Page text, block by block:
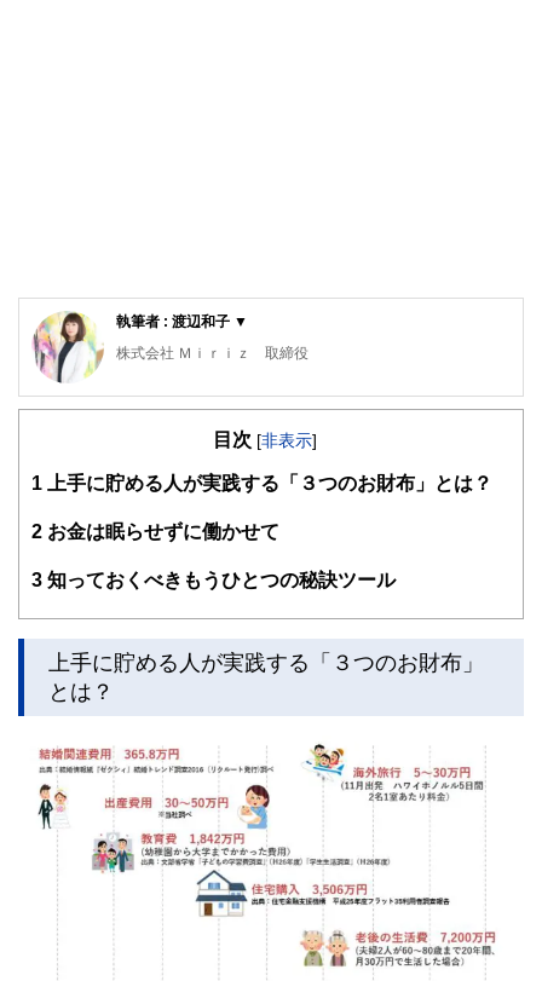
執筆者 : 渡辺和子 ▼
株式会社 Ｍｉｒｉｚ 取締役
確定拠出年金相談ねっと 認定ファイナンシャル・プランナ
日本ファイナンシャル・プランナーズ協会会員 AFP
一般社団法人公的保険アドバイザー協会 公的保険アドバイ
青山学院大学FP3級講座 リスク管理講師
東京海上火災保険株式会社の地域型社員として勤務後、結婚
を機に宮城県へ移住。大手電機メーカーの機関代理店や第一
地方銀行の窓口業務を経て、2016年に創業39年続く保険代
を多数開催。
目次 [非表示]
1 上手に貯める人が実践する「３つのお財布」とは？
2 お金は眠らせずに働かせて
3 知っておくべきもうひとつの秘訣ツール
上手に貯める人が実践する「３つのお財布」
とは？